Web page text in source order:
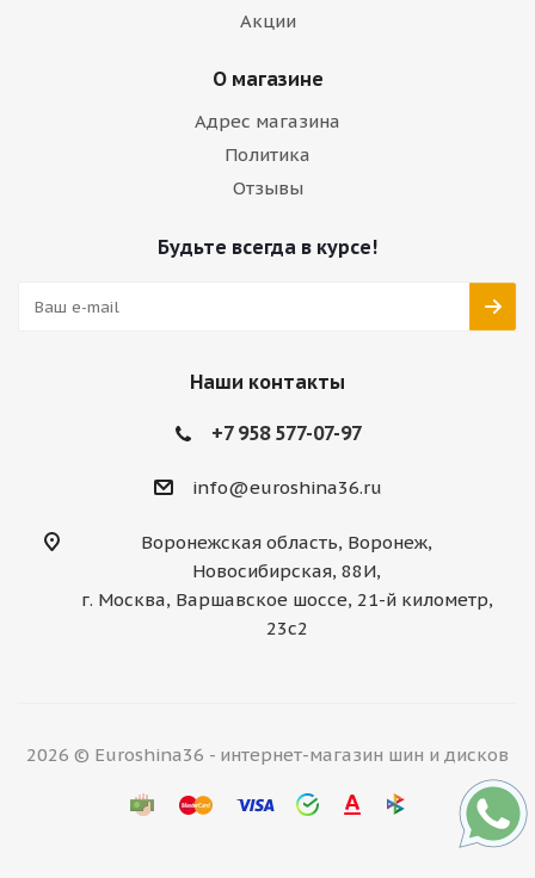
Акции
О магазине
Адрес магазина
Политика
Отзывы
Будьте всегда в курсе!
Наши контакты
+7 958 577-07-97
info@euroshina36.ru
Воронежская область, Воронеж,
Новосибирская, 88И,
г. Москва, Варшавское шоссе, 21-й километр,
23с2
2026 © Euroshina36 - интернет-магазин шин и дисков